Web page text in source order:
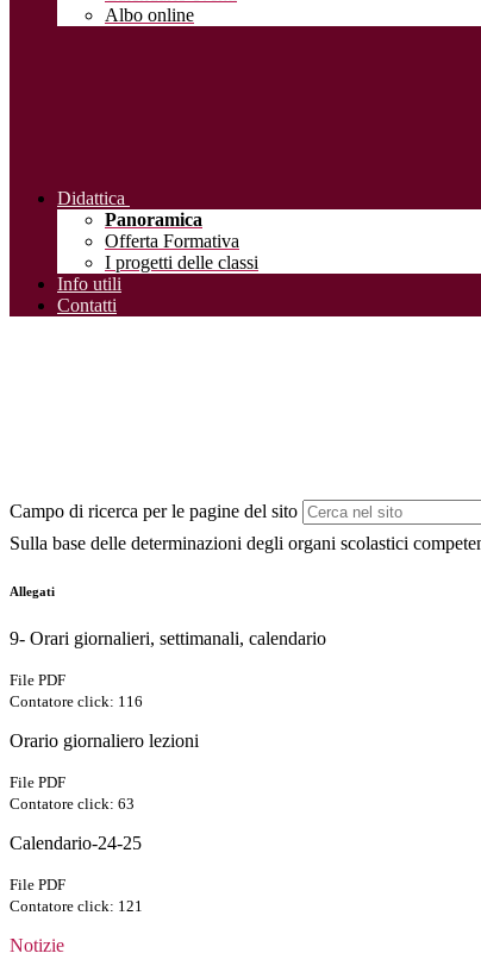
Albo online
Didattica
Panoramica
Offerta Formativa
I progetti delle classi
Info utili
Contatti
Campo di ricerca per le pagine del sito
Sulla base delle determinazioni degli organi scolastici
Allegati
9- Orari giornalieri, settimanali, calendario
File PDF
Contatore click: 116
Orario giornaliero lezioni
File PDF
Contatore click: 63
Calendario-24-25
File PDF
Contatore click: 121
Notizie